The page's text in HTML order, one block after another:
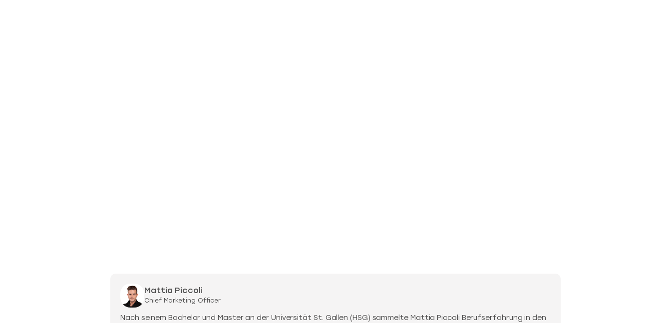
Mattia Piccoli
Chief Marketing Officer
Nach seinem Bachelor und Master an der Universität St. Gallen (HSG) sammelte Mattia Piccoli Berufserfahrung in den